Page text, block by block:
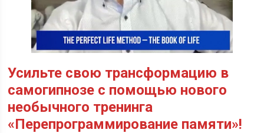
Усильте свою трансформацию в
самогипнозе с помощью нового
необычного тренинга
«Перепрограммирование памяти»!